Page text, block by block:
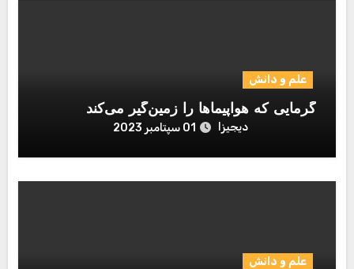
علم و دانش
گرمایی که هواپیماها را زمین‌گیر می‌کند
دیجیزا 01 سپتامبر 2023
علم و دانش